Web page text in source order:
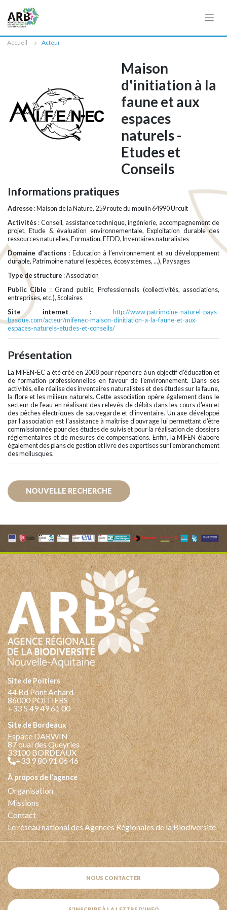
Accueil Acteur
Maison
d'initiation à la
faune et aux
espaces
naturels -
Etudes et
Conseils
Informations pratiques
Adresse : Maison de la Nature, 259 route du moulin 64990 Urcuit
Activités : Conseil, assistance technique, ingénierie, accompagnement de
projet, Etude & évaluation environnementale, Exploitation durable des
ressources naturelles, Formation, EEDD, Inventaires naturalistes
Domaine d'actions: Education à l’environnement et au développement
durable, Patrimoine naturel (espèces, écosystèmes, …), Paysages
Type de structure : Association
Public Cible : Grand public, Professionnels (collectivités, associations,
entreprises, etc.), Scolaires
Site internet :http://www.patrimoine-naturel-pays-
basque.com/acteur/mifenec-maison-dinitiation-a-la-faune-et-aux-
espaces-naturels-etudes-et-conseils/
Présentation
La MIFEN-EC a été créé en 2008 pour répondre à un objectif d'éducation et
de formation professionnelles en faveur de l'environnement. Dans ses
activités, elle réalise des inventaires naturalistes et des études sur la faune,
la flore et les milieux naturels. Cette association opère également dans le
secteur de l'eau en réalisant des relevés de débits dans les cours d'eau et
des pêches électriques de sauvegarde et d'inventaire. Un axe développé
par l'association est l'assistance à maîtrise d'ouvrage lui permettant d'être
commissionnée pour des études de suivis et pour la réalisation de dossiers
réglementaires et de mesures de compensations. Enfin, la MIFEN élabore
également des plans de gestion et livre des expertises sur l'embranchement
des mollusques.
NOUVELLE RECHERCHE
Site de Poitiers
44 Bd Pont Achard
86000 POITIERS
+33 5 49 49 61 00
Site de Bordeaux
Espace DARWIN
87 quai des Queyries
33100 BORDEAUX
+33 9 80 91 06 46
à propos de l’agence
Organisation
Missions
Contact
Le réseau national des Agences Régionales de la Biodiversité
NOUS CONTACTER